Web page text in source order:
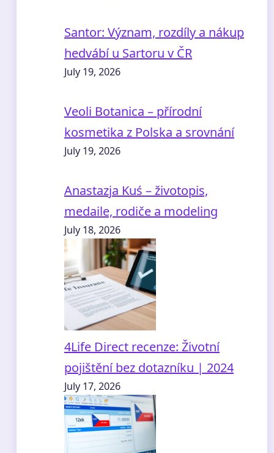
Santor: Význam, rozdíly a nákup
hedvábí u Sartoru v ČR
July 19, 2026
Veoli Botanica – přírodní
kosmetika z Polska a srovnání
July 19, 2026
Anastazja Kuś – životopis,
medaile, rodiče a modeling
July 18, 2026
4Life Direct recenze: Životní
pojištění bez dotazníku | 2024
July 17, 2026